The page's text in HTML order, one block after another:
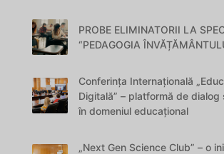
PROBE ELIMINATORII LA
“PEDAGOGIA
Conferința Internațională
Digitală” – platformă de
în domeniul educațional
„Next Gen Science Club” – o